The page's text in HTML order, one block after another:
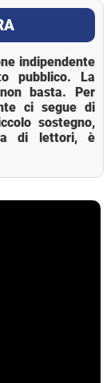
indipendente
pubblico. La
basta. Per
ci segue di
sostegno,
di lettori, è